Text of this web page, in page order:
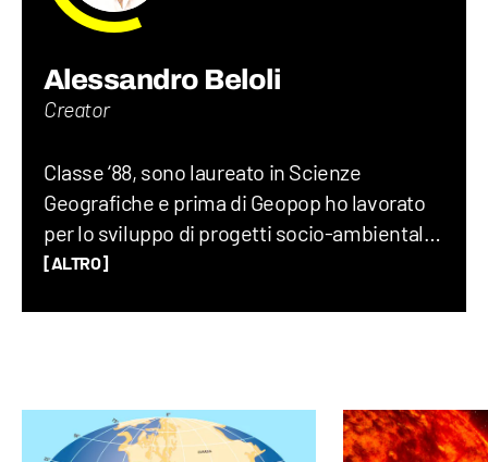
Alessandro Beloli
Creator
Classe ‘88, sono laureato in Scienze
Geografiche e prima di Geopop ho lavorato
per lo sviluppo di progetti socio-ambientali,
scritto un romanzo di viaggio, insegnato
storie… Da bambino adoravo Piero Angela e
Indiana Jones.
[ALTRO]